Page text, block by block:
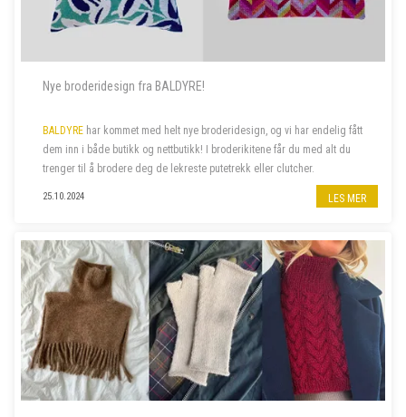
Nye broderidesign fra BALDYRE!
BALDYRE har kommet med helt nye broderidesign, og vi har endelig fått
dem inn i både butikk og nettbutikk! I broderikitene får du med alt du
trenger til å brodere deg de lekreste putetrekk eller clutcher.
25.10.2024 LES MER